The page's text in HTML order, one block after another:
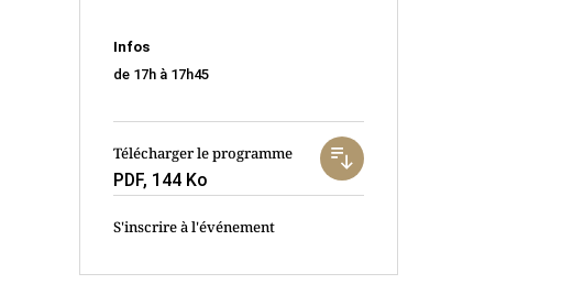
Infos
de 17h à 17h45
Télécharger le programme
PDF, 144 Ko
S'inscrire à l'événement